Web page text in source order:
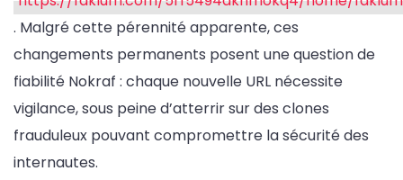
. Malgré cette pérennité apparente, ces
changements permanents posent une question de
fiabilité Nokraf : chaque nouvelle URL nécessite
vigilance, sous peine d’atterrir sur des clones
frauduleux pouvant compromettre la sécurité des
internautes.